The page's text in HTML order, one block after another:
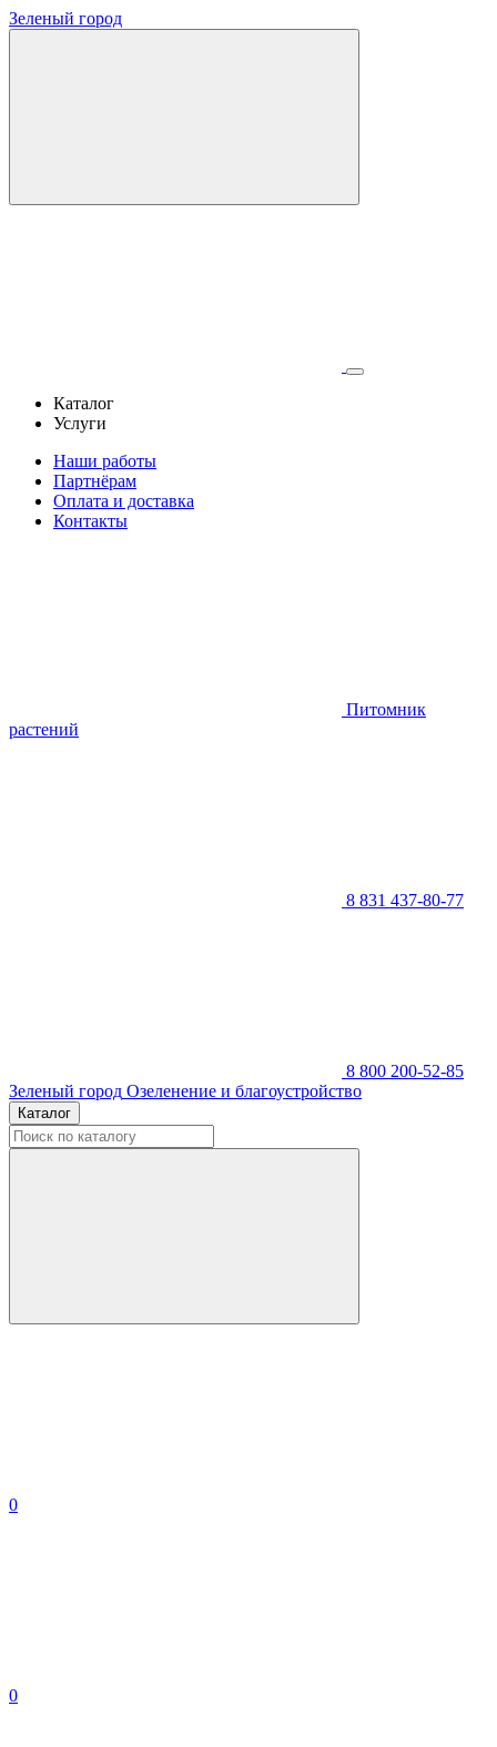
Зеленый город
Каталог
Услуги
Наши работы
Партнёрам
Оплата и доставка
Контакты
Питомник
растений
8 831 437-80-77
8 800 200-52-85
Зеленый город Озеленение и благоустройство
Каталог
0
0